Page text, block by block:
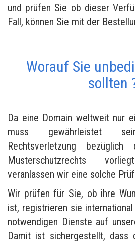
und prüfen Sie ob dieser
Fall, können Sie mit der
Worauf Sie
sollten
Da eine Domain weltweit nur
muss gewährleistet
Rechtsverletzung
Musterschutzrechts
veranlassen wir eine solche
Wir prüfen für Sie, ob ihre
ist, registrieren sie
notwendigen Dienste auf
Damit ist sichergestellt, dass